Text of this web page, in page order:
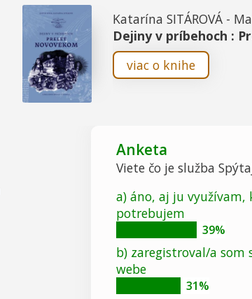
Katarína SITÁROVÁ -
Dejiny v príbehoch :
viac o knihe
Anketa
Viete čo je služba
a) áno, aj ju využívam,
potrebujem
39%
b) zaregistroval/a som
webe
31%